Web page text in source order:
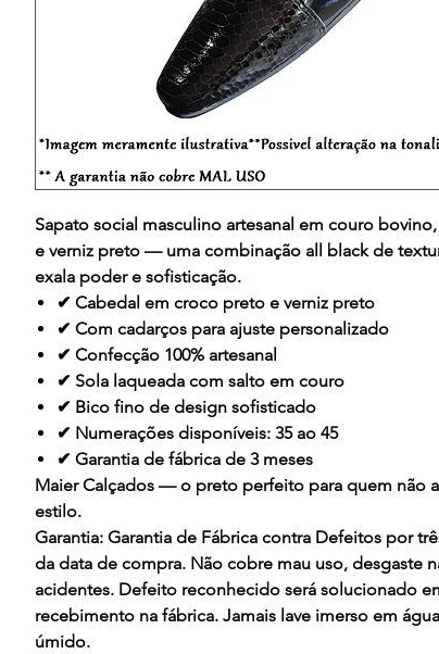
Sapato social masculino artesanal em couro
e verniz preto — uma combinação all black de
exala poder e sofisticação.
✔ Cabedal em croco preto e verniz preto
✔ Com cadarços para ajuste personalizado
✔ Confecção 100% artesanal
✔ Sola laqueada com salto em couro
✔ Bico fino de design sofisticado
✔ Numerações disponíveis: 35 ao 45
✔ Garantia de fábrica de 3 meses
Maier Calçados — o preto perfeito para quem não
estilo.
Garantia: Garantia de Fábrica contra Defeitos por
da data de compra. Não cobre mau uso, desgaste
acidentes. Defeito reconhecido será solucionado
recebimento na fábrica. Jamais lave imerso em
úmido.